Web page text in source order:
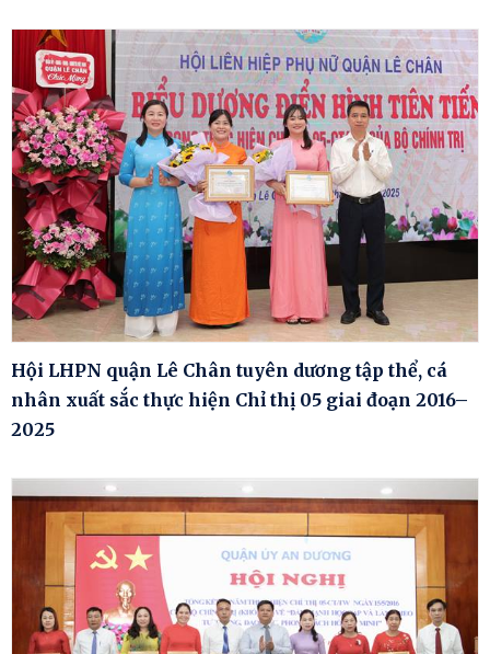
Hội LHPN quận Lê Chân tuyên dương tập thể, cá
nhân xuất sắc thực hiện Chỉ thị 05 giai đoạn 2016–
2025